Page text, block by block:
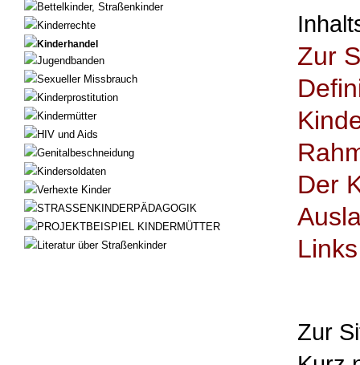
Bettelkinder, Straßenkinder
Kinderrechte
Kinderhandel
Jugendbanden
Sexueller Missbrauch
Kinderprostitution
Kindermütter
HIV und Aids
Genitalbeschneidung
Kindersoldaten
Verhexte Kinder
STRASSENKINDERPÄDAGOGIK
PROJEKTBEISPIEL KINDERMÜTTER
Literatur über Straßenkinder
I
Zur
Der
Zur